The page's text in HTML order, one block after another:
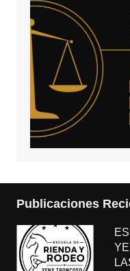
Publicaciones